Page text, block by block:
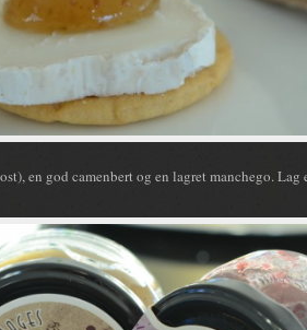
en god camenbert og en lagret manchego.